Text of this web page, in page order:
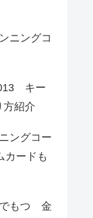
ニングコ
キー
方紹介
ングコー
ードも
もつ 金